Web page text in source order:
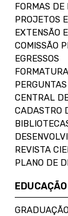
FORMAS DE
PROJETOS
EXTENSÃO
COMISSÃO
EGRESSOS
CENTRAL
CADASTRO
REVISTA
PLANO DE